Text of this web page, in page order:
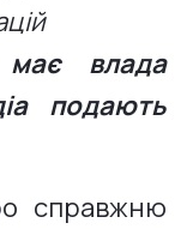
влада
подають
справжню